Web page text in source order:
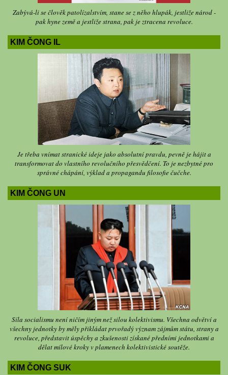
Zabývá-li se člověk patolízalstvím, stane se z něho hlupák, jestliže národ -
pak hyne země a jestliže strana, pak je ztracena revoluce.
KIM ČONG IL
Je třeba vnímat stranické ideje jako absolutní pravdu, pevně je hájit a
transformovat do vlastního revolučního přesvědčení. To je nezbytné pro
správné chápání, výklad a propagandu filosofie čučche.
KIM ČONG UN
Síla socialismu není ničím jiným než silou kolektivismu. Všechna odvětví a
všechny jednotky by měly přikládat prvořadý význam zájmům státu, strany a
revoluce, představit úspěchy a zkušenosti získané předními jednotkami a
dělat mílové kroky v plamenech kolektivistické soutěže.
KIM ČONG SUK